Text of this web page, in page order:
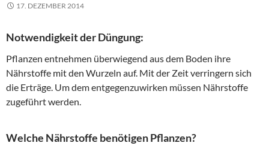
17. DEZEMBER 2014
Notwendigkeit der Düngung:
Pflanzen entnehmen überwiegend aus dem Boden ihre
Nährstoffe mit den Wurzeln auf. Mit der Zeit verringern sich
die Erträge. Um dem entgegenzuwirken müssen Nährstoffe
zugeführt werden.
Welche Nährstoffe benötigen Pflanzen?